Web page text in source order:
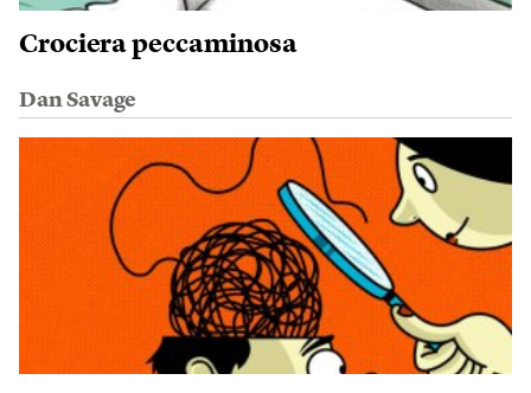
Crociera peccaminosa
Dan Savage